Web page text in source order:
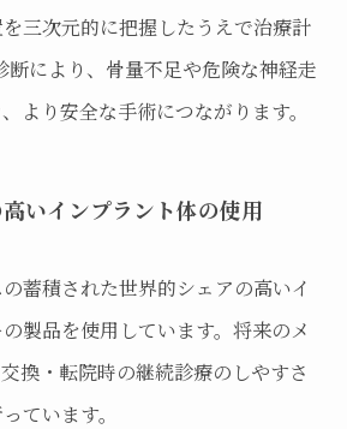
三次元的に把握したうえで治療計
断により、骨量不足や危険な神経走
より安全な手術につながります。
いインプラント体の使用
蓄積された世界的シェアの高いイ
製品を使用しています。将来のメ
換・転院時の継続診療のしやすさ
ています。